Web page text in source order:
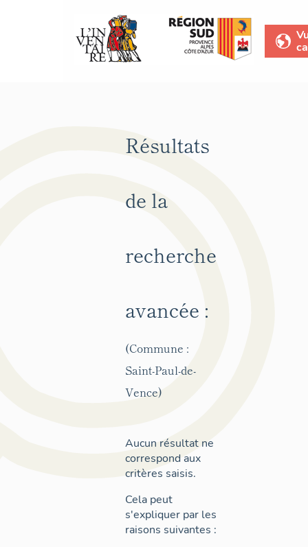
Résultats
de la
recherche
avancée :
(Commune :
Saint-Paul-de-
Vence)
Aucun résultat ne
correspond aux
critères saisis.
Cela peut
s'expliquer par les
raisons suivantes :